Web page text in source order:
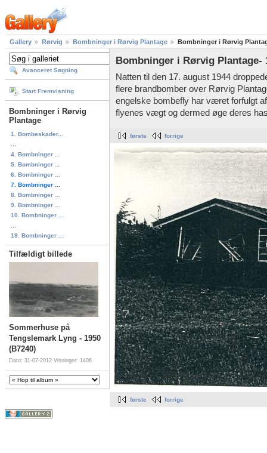
Gallery Rørvig Bombninger i Rørvig Plantage Bombninger i Rørvig
Avanceret Søgning
Start Fremvisning
Bombninger i Rørvig
Plantage
1. Bombeskader...
4. Bombninger ...
5. Bombninger ...
6. Bombninger ...
7. Bombninger ...
8. Bombninger ...
9. Bombninger ...
10. Bombninger ...
19. Bombninger ...
Tilfældigt billede
Sommerhuse på
Tengslemark Lyng - 1950
(B7240)
Dato: 31-07-2012 Visninger: 1406
Bombninger i Rørvig Plantage-
Natten til den 17. august 1944
flere brandbomber over Rørvig
engelske bombefly har været forfulgt
flyenes vægt og dermed øge deres
første forrige
første forrige